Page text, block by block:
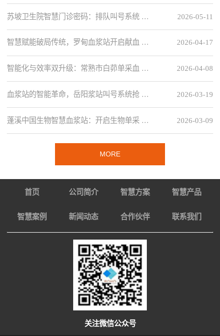
2026-05-11
苏坡卫生院智慧门诊密码：排队叫号系统 …
2026-04-17
智慧赋能破局传统，罗甸血浆站开启献血 …
2026-04-08
智能化与效率双升级：常熟市白茆单采血 …
2026-03-19
血浆站的智能革命，岳阳浆站叫号系统抢 …
2026-03-09
蓬溪中国生物智慧血浆站：开启生物单采 …
MORE
首页 公司简介 智慧方案 智慧产品
智慧案例 新闻动态 合作伙伴 联系我们
关注微信公众号